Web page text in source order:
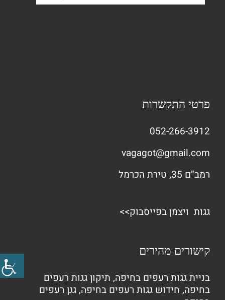
פרטי התקשרות
052-266-3912
vagagot@gmail.com
רמב”ם 35, טירת הכרמל
גגות ויצמן בפייסבוק>>
קישורים מהירים
בניית גגות רעפים בחיפה, תיקון גגות רעפים
בחיפה, חידוש גגות רעפים בחיפה,גגן רעפים